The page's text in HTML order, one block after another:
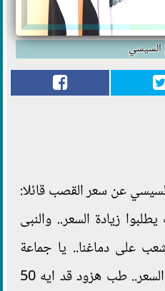
السيسي
عن سعر القصب قائلا:
زيادة السعر.. والنبى
على دماغنا.. يا جماعة
البرلمان بدل ما تقولى زود السعر.. طب هزود قد ايه 50